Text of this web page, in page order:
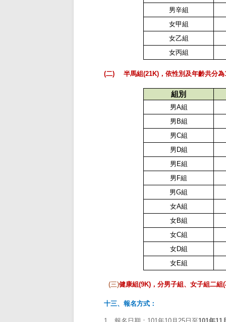
男辛組
女甲組
女乙組
女丙組
(二) 半馬組(21K) ，依性別及年齡共分為
組別
男A組
男 B組
男C組
男 D組
男 E組
男 F組
男G組
女A組
女B組
女C組
女D組
女E組
(三)健康組(9K)，分男子組、女子組二組(
十三、報名方式：